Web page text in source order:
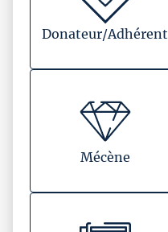
Donateur/Adhérent
Mécène